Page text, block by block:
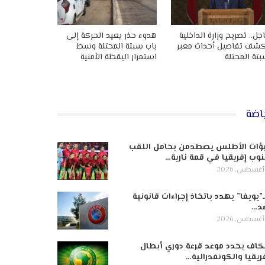
تصريح وزارة الداخلية
تفاصيل أحداث معبر
المحتلة
هدوء حذر يعيد الحركة إلى
باب سبتة المحتلة وسط
استمرار اليقظة الأمنية
الأطلس يصطدمن بحامل اللقب
إفريقيا في قمة نارية…
يهدد باتخاذ إجراءات قانونية
يحدد موعد قرعة دوري أبطال
والكونفدرالية…